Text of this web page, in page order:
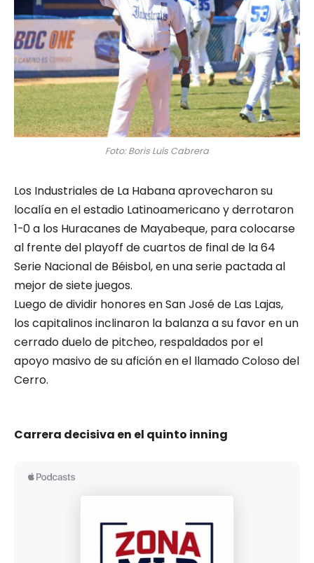
Foto: Boris Luis Cabrera
Los Industriales de La Habana aprovecharon su
localía en el estadio Latinoamericano y derrotaron
1-0 a los Huracanes de Mayabeque, para colocarse
al frente del playoff de cuartos de final de la 64
Serie Nacional de Béisbol, en una serie pactada al
mejor de siete juegos.
Luego de dividir honores en San José de Las Lajas,
los capitalinos inclinaron la balanza a su favor en un
cerrado duelo de pitcheo, respaldados por el
apoyo masivo de su afición en el llamado Coloso del
Cerro.
Carrera decisiva en el quinto inning